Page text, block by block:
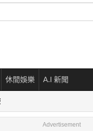
休閒娛樂 A.I 新聞
Advertisement